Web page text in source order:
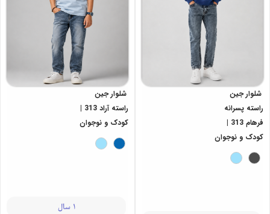
شلوار جین
راسته پسرانه
فرهام 313 |
کودک و نوجوان
شلوار جین
راسته آراد 313 |
کودک و نوجوان
1 سال